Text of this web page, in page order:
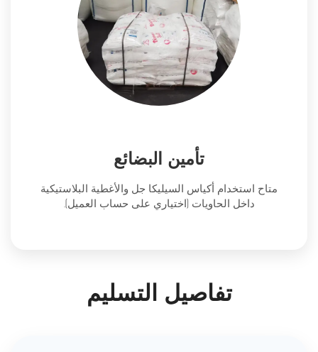
تأمين البضائع
متاح استخدام أكياس السيليكا جل والأغطية البلاستيكية
داخل الحاويات (اختياري على حساب العميل).
تفاصيل التسليم